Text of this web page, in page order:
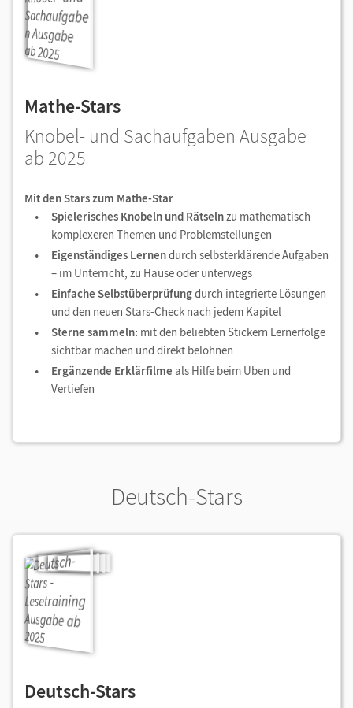
Mathe-Stars
Knobel- und Sachaufgaben Ausgabe
ab 2025
Mit den Stars zum Mathe-Star
Spielerisches Knobeln und Rätselnzu mathematisch
komplexeren Themen und Problemstellungen
Eigenständiges Lernendurch selbsterklärende Aufgaben
– im Unterricht, zu Hause oder unterwegs
Einfache Selbstüberprüfungdurch integrierte Lösungen
und den neuen Stars-Check nach jedem Kapitel
Sterne sammeln: mit den beliebten Stickern Lernerfolge
sichtbar machen und direkt belohnen
Ergänzende Erklärfilme als Hilfe beim Üben und
Vertiefen
Deutsch-Stars
Deutsch-Stars